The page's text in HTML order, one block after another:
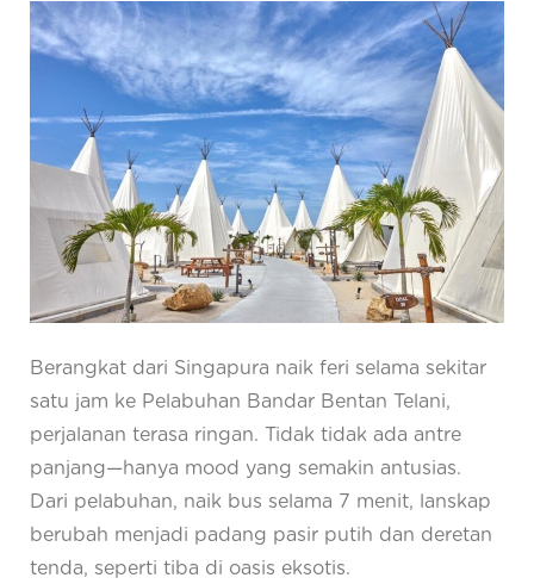
Berangkat dari Singapura naik feri selama sekitar
satu jam ke Pelabuhan Bandar Bentan Telani,
perjalanan terasa ringan. Tidak tidak ada antre
panjang—hanya mood yang semakin antusias.
Dari pelabuhan, naik bus selama 7 menit, lanskap
berubah menjadi padang pasir putih dan deretan
tenda, seperti tiba di oasis eksotis.